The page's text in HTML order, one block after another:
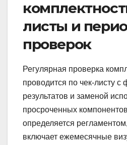
листы и
проверок
Регулярная проверка
проводится по чек-листу с
результатов и заменой
просроченных
определяется
включает ежемесячные